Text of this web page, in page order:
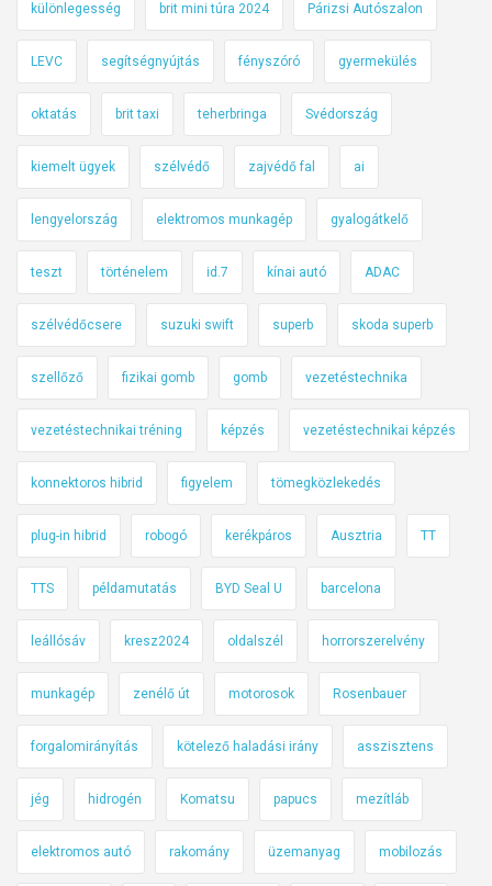
különlegesség brit mini túra 2024 Párizsi Autószalon
LEVC segítségnyújtás fényszóró gyermekülés
oktatás brit taxi teherbringa Svédország
kiemelt ügyek szélvédő zajvédő fal ai
lengyelország elektromos munkagép gyalogátkelő
teszt történelem id.7 kínai autó ADAC
szélvédőcsere suzuki swift superb skoda superb
szellőző fizikai gomb gomb vezetéstechnika
vezetéstechnikai tréning képzés vezetéstechnikai képzés
konnektoros hibrid figyelem tömegközlekedés
plug-in hibrid robogó kerékpáros Ausztria TT
TTS példamutatás BYD Seal U barcelona
leállósáv kresz2024 oldalszél horrorszerelvény
munkagép zenélő út motorosok Rosenbauer
forgalomirányítás kötelező haladási irány asszisztens
jég hidrogén Komatsu papucs mezítláb
elektromos autó rakomány üzemanyag mobilozás